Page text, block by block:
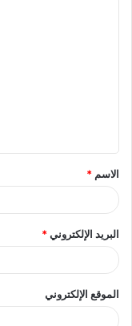
الاسم *
البريد الإلكتروني*
الموقع الإلكتروني